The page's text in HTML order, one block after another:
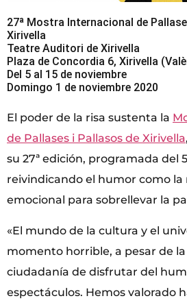
27ª Mostra Internacional de
Xirivella
Teatre Auditori de Xirivella
Plaza de Concordia 6, Xirivella
Del 5 al 15 de noviembre
Domingo 1 de noviembre 2020
El poder de la risa sustenta la
de Pallases i Pallasos de Xirivella
su 27ª edición, programada del
reivindicando el humor como la
emocional para sobrellevar la
«El mundo de la cultura y el
momento horrible, a pesar de
ciudadanía de disfrutar del
espectáculos. Hemos valorado